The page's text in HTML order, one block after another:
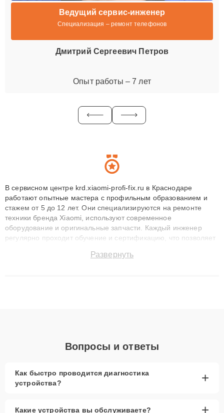
Ведущий сервис-инженер
Специализация – ремонт телефонов
Дмитрий Сергеевич Петров
Опыт работы – 7 лет
В сервисном центре krd.xiaomi-profi-fix.ru в Краснодаре
работают опытные мастера с профильным образованием и
стажем от 5 до 12 лет. Они специализируются на ремонте
техники бренда Xiaomi, используют современное
оборудование и оригинальные запчасти. Каждый инженер
регулярно проходит обучение и сертификацию, что позволяет
технику с сохранением гарантии до 3 лет. Наши мастера
Развернуть
Вопросы и ответы
Как быстро проводится диагностика
устройства?
+
Какие устройства вы обслуживаете? +